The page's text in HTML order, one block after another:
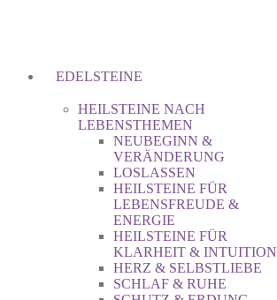
EDELSTEINE
HEILSTEINE NACH
LEBENSTHEMEN
NEUBEGINN &
VERÄNDERUNG
LOSLASSEN
HEILSTEINE FÜR
LEBENSFREUDE &
ENERGIE
HEILSTEINE FÜR
KLARHEIT & INTUITION
HERZ & SELBSTLIEBE
SCHLAF & RUHE